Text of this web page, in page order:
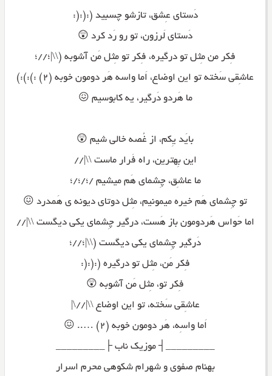
دَستای عِشق، تازشو چسبید (:(:(:
دَستای لَرزون، تو رو رَد کرد 😲
فِکر من مِثل تو درگیره، فِکر تو مِثل مَن آشوبه (\\|؛//؛
عاشِقی سَخته تو این اوضاع، اَما واسه هَر دومون خوبه (۲) :):):)
ما هَردو دَرگیر، یه کابوسیم 😖
بایَد یِکم، از غُصه خالی شیم 😲
این بِهترین، راه فَرار ماست \\|//
ما عاشِق، چِشمای هَم میشیم /؛/؛/؛
تو چِشمای هَم خیره میمونیم، مِثل دوتای دیونه ی هَمدرد 😖
اما حَواس هَردومون باز هَست، درگیر چِشمای یکی دیگست \\|//
دَرگیر چِشمای یکی دیگست (\\|؛//؛
فِکر مَن، مِثل تو درگیره (:(:(:
فِکر تو، مِثل مَن آشوبه 😲
عاشِقی سَخته، تو این اوضاع \\|//\|
اَما واسِه، هَر دومون خوبه (۲) ….. 😖
_________┤ موزیک ناب ├_________
بهنام صفوی و شهرام شکوهی محرم اسرار